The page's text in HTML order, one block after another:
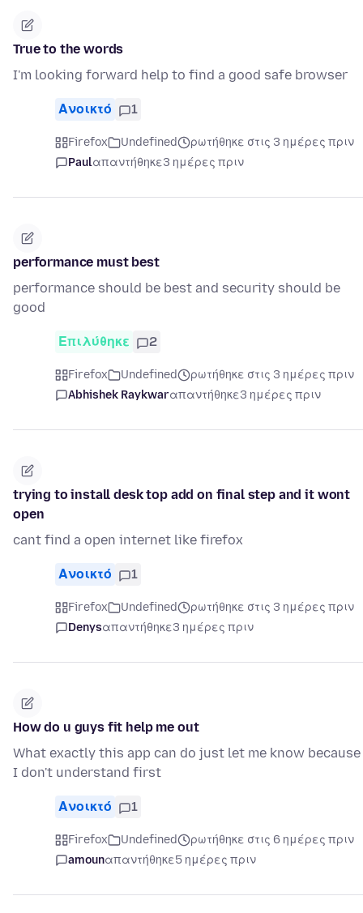
True to the words
I'm looking forward help to find a good safe browser
Ανοικτό 1
Firefox Undefined
ρωτήθηκε στις 3 ημέρες πριν
Paulαπαντήθηκε3 ημέρες πριν
performance must best
performance should be best and security should be
good
Επιλύθηκε 2
Firefox Undefined
ρωτήθηκε στις 3 ημέρες πριν
Abhishek Raykwarαπαντήθηκε3 ημέρες πριν
trying to install desk top add on final step and it wont
open
cant find a open internet like firefox
Ανοικτό 1
Firefox Undefined
ρωτήθηκε στις 3 ημέρες πριν
Denysαπαντήθηκε3 ημέρες πριν
How do u guys fit help me out
What exactly this app can do just let me know because
I don't understand first
Ανοικτό 1
Firefox Undefined
ρωτήθηκε στις 6 ημέρες πριν
amounαπαντήθηκε5 ημέρες πριν